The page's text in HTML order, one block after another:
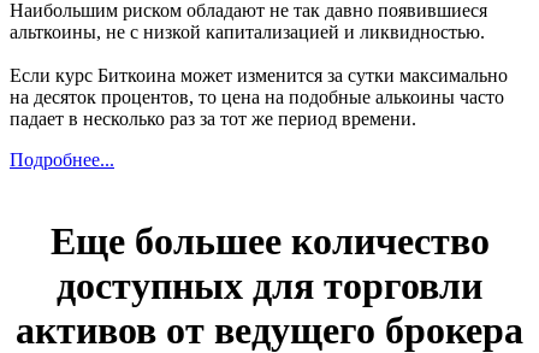
Наибольшим риском обладают не так давно появившиеся
альткоины, не с низкой капитализацией и ликвидностью.
Если курс Биткоина может изменится за сутки максимально
на десяток процентов, то цена на подобные алькоины часто
падает в несколько раз за тот же период времени.
Подробнее...
Еще большее количество
доступных для торговли
активов от ведущего брокера